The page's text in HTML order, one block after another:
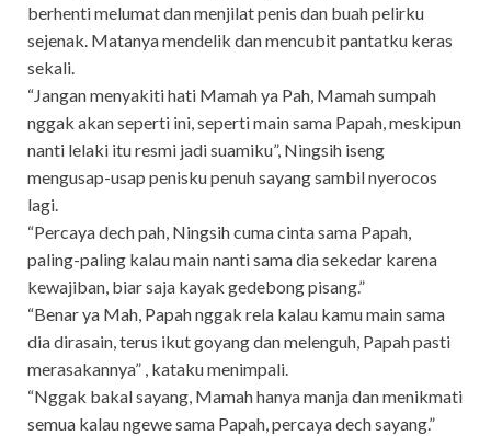
berhenti melumat dan menjilat penis dan buah pelirku
sejenak. Matanya mendelik dan mencubit pantatku keras
sekali.
“Jangan menyakiti hati Mamah ya Pah, Mamah sumpah
nggak akan seperti ini, seperti main sama Papah, meskipun
nanti lelaki itu resmi jadi suamiku”, Ningsih iseng
mengusap-usap penisku penuh sayang sambil nyerocos
lagi.
“Percaya dech pah, Ningsih cuma cinta sama Papah,
paling-paling kalau main nanti sama dia sekedar karena
kewajiban, biar saja kayak gedebong pisang.”
“Benar ya Mah, Papah nggak rela kalau kamu main sama
dia dirasain, terus ikut goyang dan melenguh, Papah pasti
merasakannya” , kataku menimpali.
“Nggak bakal sayang, Mamah hanya manja dan menikmati
semua kalau ngewe sama Papah, percaya dech sayang.”